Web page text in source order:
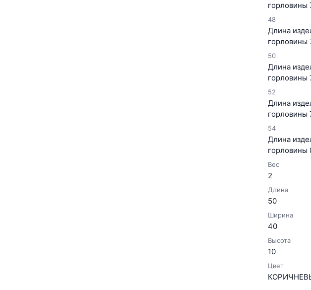
горловины
48
Длина
горловины
50
Длина
горловины
52
Длина
горловины
54
Длина
горловины
Вес
2
Длина
50
Ширина
40
Высота
10
Цвет